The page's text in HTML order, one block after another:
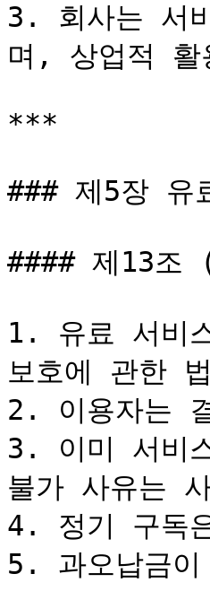
3. 회사는 서
며, 상업적 활
***
### 제5장 유
#### 제13조
1. 유료 서비
보호에 관한
2. 이용자는
3. 이미 서비
불가 사유는
4. 정기 구독
5. 과오납금